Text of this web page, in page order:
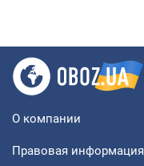
О компании
Правовая информация